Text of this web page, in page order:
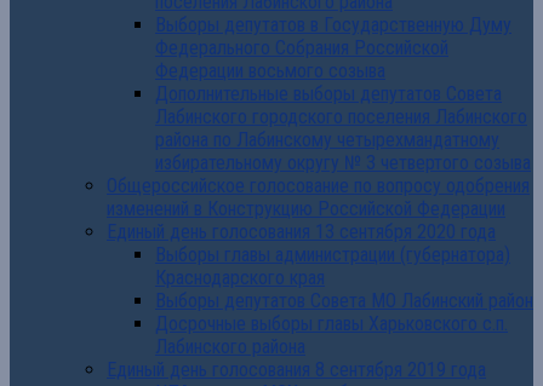
Выборы депутатов в Государственную Думу
Федерального Собрания Российской
Федерации восьмого созыва
Дополнительные выборы депутатов Совета
Лабинского городского поселения Лабинского
района по Лабинскому четырехмандатному
избирательному округу № 3 четвертого созыва
Общероссийское голосование по вопросу одобрения
изменений в Конструкцию Российской Федерации
Единый день голосования 13 сентября 2020 года
Выборы главы администрации (губернатора)
Краснодарского края
Выборы депутатов Совета МО Лабинский район
Досрочные выборы главы Харьковского с.п.
Лабинского района
Единый день голосования 8 сентября 2019 года